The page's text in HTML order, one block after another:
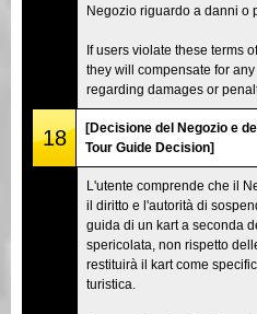
Negozio riguardo a danni o
If users violate these terms
they will compensate for
regarding damages or
18
[Decisione del Negozio e
Tour Guide Decision]
L'utente comprende che il
il diritto e l'autorità di
guida di un kart a seconda
spericolata, non rispetto
restituirà il kart come
turistica.